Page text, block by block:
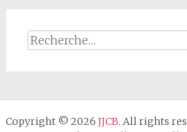
Rechercher :
Copyright © 2026 JJCB. All rights